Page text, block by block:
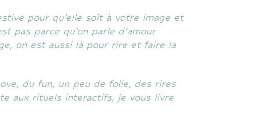
pour qu’elle soit à votre image et
pas parce qu’on parle d’amour
on est aussi là pour rire et faire la
du fun, un peu de folie, des rires
aux rituels interactifs, je vous livre